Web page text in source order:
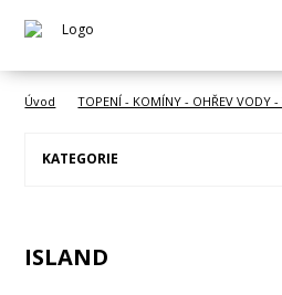
Úvod TOPENÍ - KOMÍNY - OHŘEV VODY
KATEGORIE
ISLAND